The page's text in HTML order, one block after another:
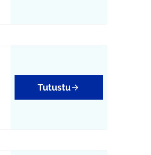
Tutustu